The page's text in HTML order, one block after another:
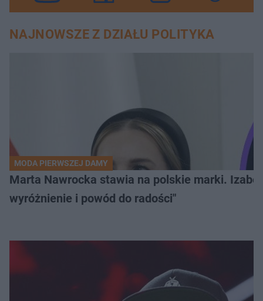
NAJNOWSZE Z DZIAŁU POLITYKA
MODA PIERWSZEJ DAMY
Marta Nawrocka stawia na polskie marki.
wyróżnienie i powód do radości"